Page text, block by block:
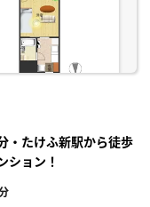
・たけふ新駅から徒歩
ョン！